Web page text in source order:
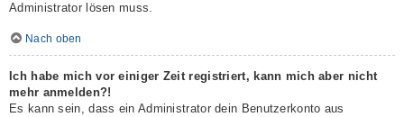
Administrator lösen muss.
Nach oben
Ich habe mich vor einiger Zeit registriert, kann mich aber nicht
mehr anmelden?!
Es kann sein, dass ein Administrator dein Benutzerkonto aus